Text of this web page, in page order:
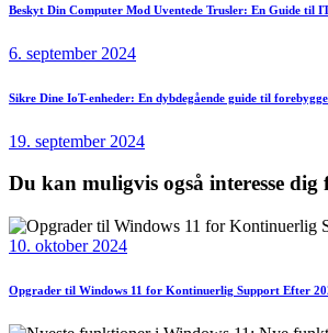
Indlægsnavigation
Previous
Beskyt Din Computer Mod Uventede Trusler: En Guide til
6. september 2024
Next
Sikre Dine IoT-enheder: En dybdegående guide til
19. september 2024
Du kan muligvis også interesse dig
10. oktober 2024
Opgrader til Windows 11 for Kontinuerlig Support Efter